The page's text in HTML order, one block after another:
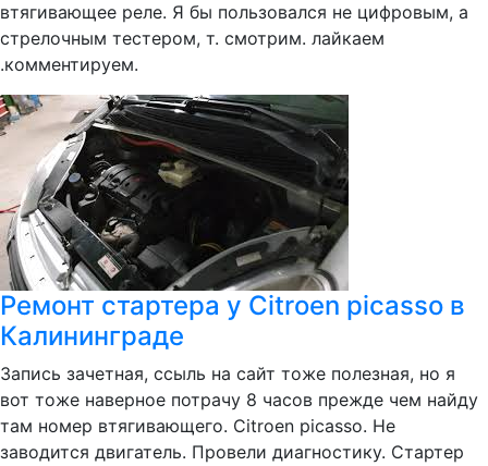
втягивающее реле. Я бы пользовался не цифровым, а
стрелочным тестером, т. смотрим. лайкаем
.комментируем.
Ремонт стартера у Citroen picasso в
Калининграде
Запись зачетная, ссыль на сайт тоже полезная, но я
вот тоже наверное потрачу 8 часов прежде чем найду
там номер втягивающего. Citroen picasso. Не
заводится двигатель. Провели диагностику. Стартер